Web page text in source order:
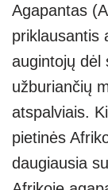
Agapantas
priklausantis
augintojų dėl
užburiančių
atspalviais.
pietinės
daugiausia